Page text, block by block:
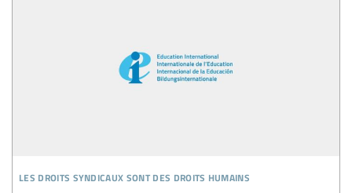
les droits syndicaux sont des droits humains